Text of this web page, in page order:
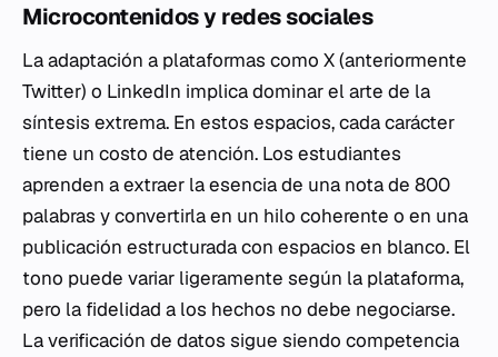
Microcontenidos y redes sociales
La adaptación a plataformas como X (anteriormente
Twitter) o LinkedIn implica dominar el arte de la
síntesis extrema. En estos espacios, cada carácter
tiene un costo de atención. Los estudiantes
aprenden a extraer la esencia de una nota de 800
palabras y convertirla en un hilo coherente o en una
publicación estructurada con espacios en blanco. El
tono puede variar ligeramente según la plataforma,
pero la fidelidad a los hechos no debe negociarse.
La verificación de datos sigue siendo competencia